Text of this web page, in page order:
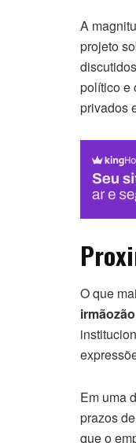
A
projeto
político e
privados
O que
irmãozão
Em uma
prazos
que o